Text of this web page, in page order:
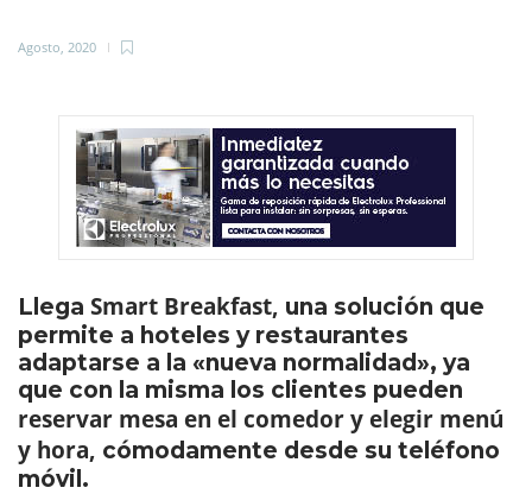
Agosto, 2020
Llega Smart Breakfast, una solución que
permite a hoteles y restaurantes
adaptarse a la «nueva normalidad», ya
que con la misma los clientes pueden
reservar mesa en el comedor y elegir menú
y hora, cómodamente desde su teléfono
móvil.